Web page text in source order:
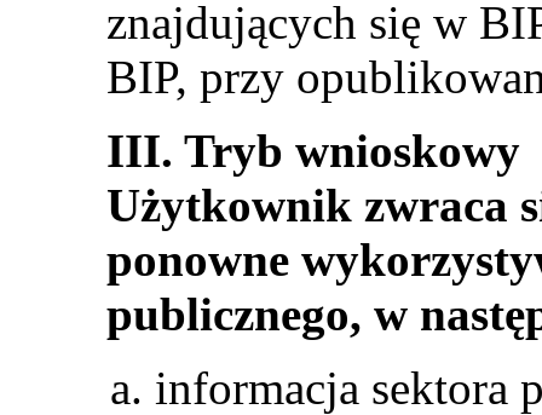
znajdujących się w
BIP, przy
III. Tryb wnioskowy
Użytkownik zwraca
ponowne
publicznego, w
informacja sektora